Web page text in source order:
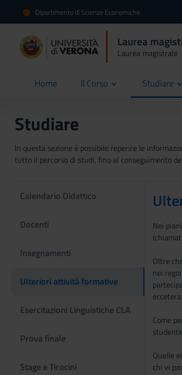
Dipartimento di Scienze Economiche
Laurea
Laurea magistrale
Home
current Il Corso Studiare
Studiare
In questa sezione è possibile reperire le
tutto il percorso di studi, fino al conseguimento
Calendario Didattico
Docenti
Insegnamenti
Ulteriori attività formative
Esercitazioni Linguistiche CLA
Prova finale
Stage e Tirocini
Nei
Oltre
nei
eccetera.
Come
Quelle
chi vi